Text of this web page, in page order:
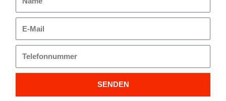
Mail
SENDEN